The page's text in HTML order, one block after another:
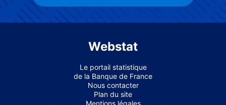
Webstat
Le portail statistique
de la Banque de France
Nous contacter
Plan du site
Mentions légales